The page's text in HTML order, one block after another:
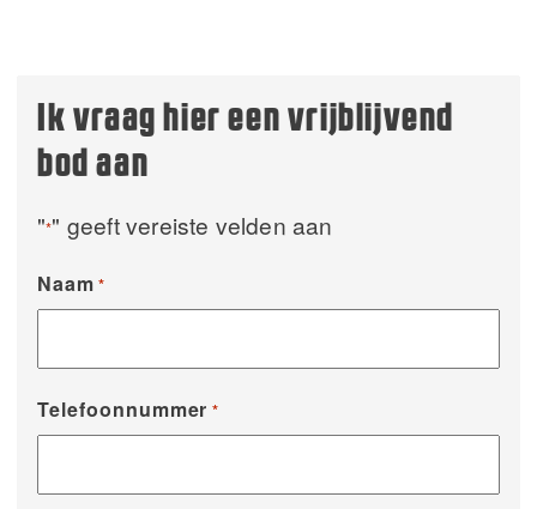
Ik vraag hier een vrijblijvend
bod aan
"*" geeft vereiste velden aan
Naam *
Telefoonnummer *